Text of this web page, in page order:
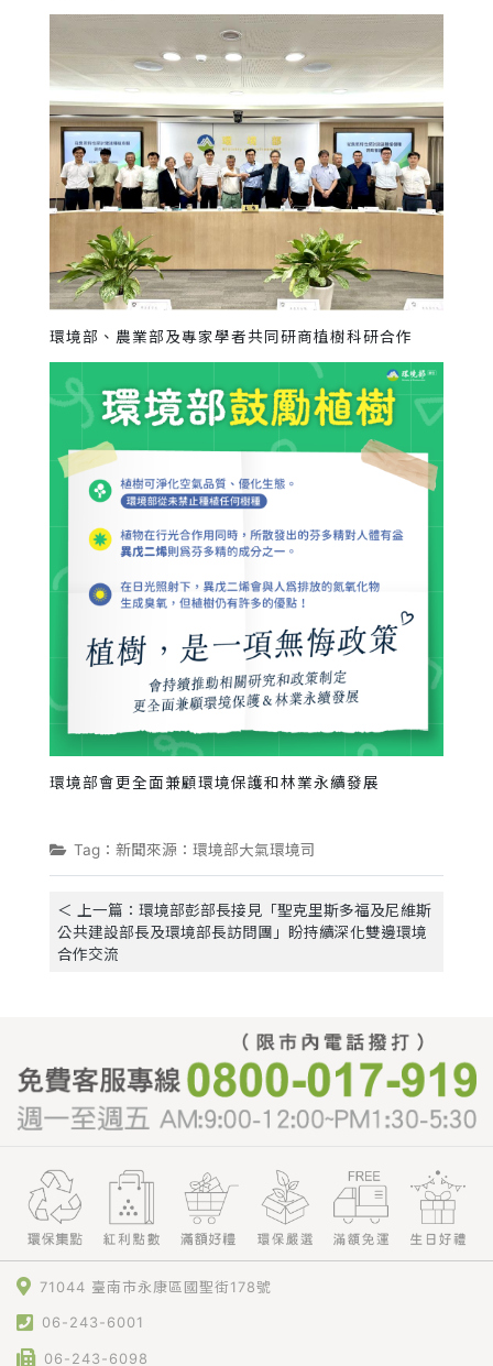
環境部、農業部及專家學者共同研商植樹科研合作
環境部會更全面兼顧環境保護和林業永續發展
Tag：新聞來源：環境部大氣環境司
＜ 上一篇：環境部彭部長接見「聖克里斯多福及尼維斯
公共建設部長及環境部長訪問團」盼持續深化雙邊環境
合作交流
71044 臺南市永康區國聖街178號
06-243-6001
06-243-6098